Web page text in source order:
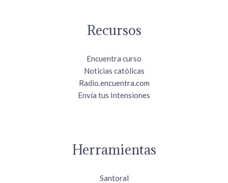
Recursos
Encuentra curso
Noticias católicas
Radio.encuentra.com
Envía tus Intensiones
Herramientas
Santoral